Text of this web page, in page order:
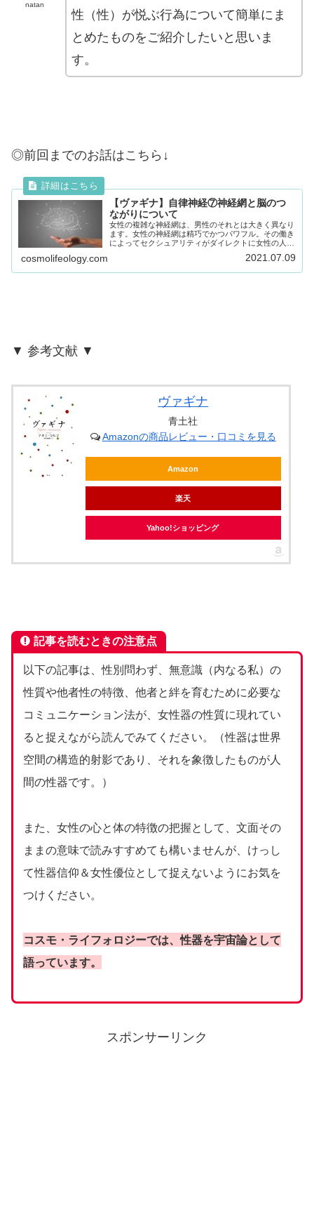
natan
性（性）が悦ぶ行為について簡単にま
とめたものをご紹介したいと思いま
す。
◎前回までのお話はこちら↓
【ヴァギナ】自律神経⑦神経網と脳のつ
ながりについて
女性の複雑な神経網は、男性のそれとは大きく異なり
ます。女性の神経網は精巧でかつパワフル。その働き
によってセクシュアリティがダイレクトに女性の人格
そのものに関わってきます。女性にとって、セックス
はただの性欲を解消するための行為ではなく、自分自
身を幸せに導くために欠かせない行為です。
cosmolifeology.com 2021.07.09
▼ 参考文献 ▼
ヴァギナ
青土社
Amazonの商品レビュー・口コミを見る
Amazon
楽天
Yahoo!ショッピング
記事を読むときの注意点
以下の記事は、性別問わず、無意識（内なる私）の
性質や他者性の特徴、他者と絆を育むために必要な
コミュニケーション法が、女性器の性質に現れてい
ると捉えながら読んでみてください。（性器は世界
空間の構造的射影であり、それを象徴したものが人
間の性器です。）
また、女性の心と体の特徴の把握として、文面その
ままの意味で読みすすめても構いませんが、けっし
て性器信仰＆女性優位として捉えないようにお気を
つけください。
コスモ・ライフォロジーでは、性器を宇宙論として
語っています。
スポンサーリンク